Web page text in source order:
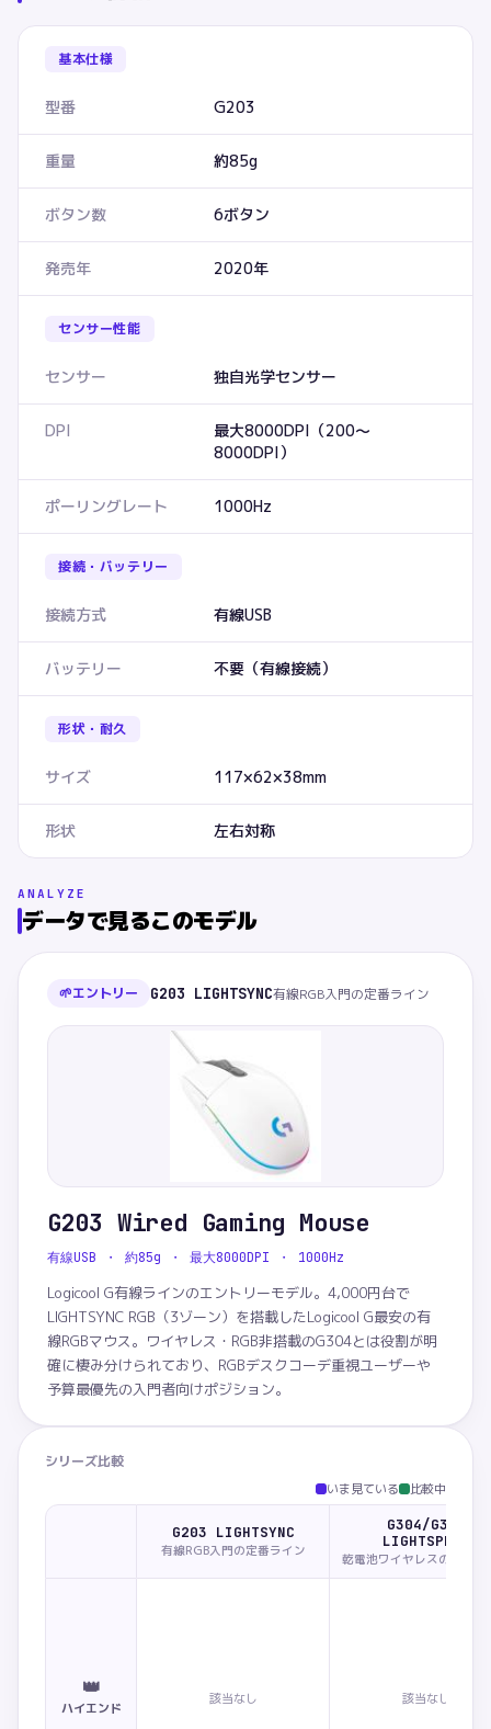
基本仕様
型番 G203
重量 約85g
ボタン数 6ボタン
発売年 2020年
センサー性能
センサー 独自光学センサー
DPI
最大8000DPI（200〜
8000DPI）
ポーリングレート 1000Hz
接続・バッテリー
接続方式 有線USB
バッテリー 不要（有線接続）
形状・耐久
サイズ 117×62×38mm
形状 左右対称
ANALYZE
データで見るこのモデル
🌱エントリー G203 LIGHTSYNC有線RGB入門の定番ライン
G203 Wired Gaming Mouse
有線USB ・ 約85g ・ 最大8000DPI ・ 1000Hz
Logicool G有線ラインのエントリーモデル。4,000円台で
LIGHTSYNC RGB（3ゾーン）を搭載したLogicool G最安の有
線RGBマウス。ワイヤレス・RGB非搭載のG304とは役割が明
確に棲み分けられており、RGBデスクコーデ重視ユーザーや
予算最優先の入門者向けポジション。
シリーズ比較
いま見ている 比較中
G203 LIGHTSYNC
有線RGB入門の定番ライン
G304/G309
LIGHTSPEED
乾電池ワイヤレスの入門ラ
👑
ハイエンド
該当なし 該当なし